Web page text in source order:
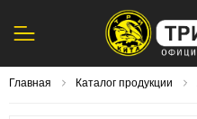
Главная Каталог продукции